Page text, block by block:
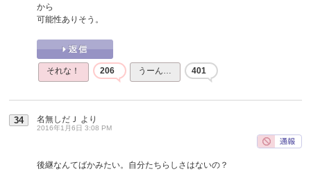
から
可能性ありそう。
それな！ 206 うーん… 401
34 名無しだＪ より
2016年1月6日 3:08 PM
後継なんてばかみたい。自分たちらしさはないの？